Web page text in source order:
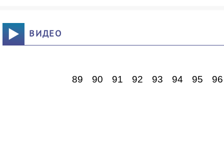
ВИДЕО
89 90 91 92 93 94 95 96